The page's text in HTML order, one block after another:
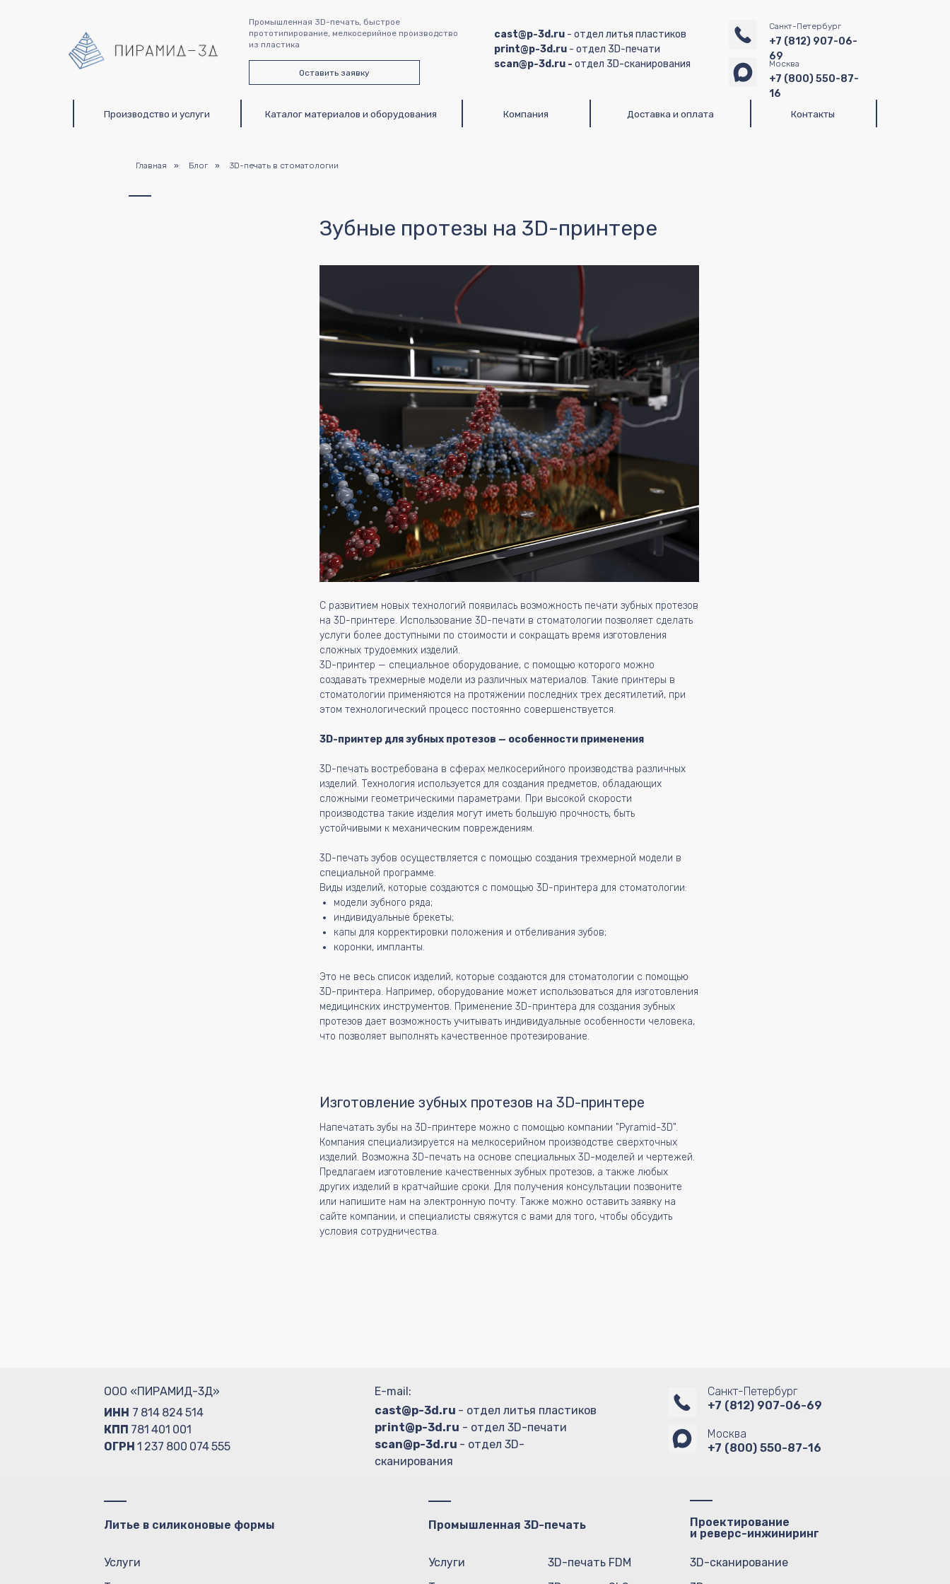
Оставить заявку
cast@p-3d.ru - отдел литья пластиков
print@p-3d.ru - отдел 3D-печати
scan@p-3d.ru - отдел 3D-сканирования
Санкт-Петербург
+7 (812) 907-06-
69
Москва
+7 (800) 550-87-
16
Промышленная 3D-печать, быстрое
прототипирование, мелкосерийное производство
из пластика
Доставка и оплата
Компания
Каталог материалов и оборудования
Главная » Блог » 3D-печать в стоматологии
С развитием новых технологий появилась возможность печати зубных протезов
на 3D-принтере. Использование 3D-печати в стоматологии позволяет сделать
услуги более доступными по стоимости и сокращать время изготовления
сложных трудоемких изделий.
3D-принтер — специальное оборудование, с помощью которого можно
создавать трехмерные модели из различных материалов. Такие принтеры в
стоматологии применяются на протяжении последних трех десятилетий, при
этом технологический процесс постоянно совершенствуется.
3D-принтер для зубных протезов — особенности применения
3D-печать востребована в сферах мелкосерийного производства различных
изделий. Технология используется для создания предметов, обладающих
сложными геометрическими параметрами. При высокой скорости
производства такие изделия могут иметь большую прочность, быть
устойчивыми к механическим повреждениям.
3D-печать зубов осуществляется с помощью создания трехмерной модели в
специальной программе.
Виды изделий, которые создаются с помощью 3D-принтера для стоматологии:
модели зубного ряда;
индивидуальные брекеты;
капы для корректировки положения и отбеливания зубов;
коронки, импланты.
Это не весь список изделий, которые создаются для стоматологии с помощью
3D-принтера. Например, оборудование может использоваться для изготовления
медицинских инструментов. Применение 3D-принтера для создания зубных
протезов дает возможность учитывать индивидуальные особенности человека,
что позволяет выполнять качественное протезирование.
Зубные протезы на 3D-принтере
Изготовление зубных протезов на 3D-принтере
Напечатать зубы на 3D-принтере можно с помощью компании "Pyramid-3D".
Компания специализируется на мелкосерийном производстве сверхточных
изделий. Возможна 3D-печать на основе специальных 3D-моделей и чертежей.
Предлагаем изготовление качественных зубных протезов, а также любых
других изделий в кратчайшие сроки. Для получения консультации позвоните
или напишите нам на электронную почту. Также можно оставить заявку на
сайте компании, и специалисты свяжутся с вами для того, чтобы обсудить
условия сотрудничества.
cast@p-3d.ru - отдел литья пластиков
print@p-3d.ru - отдел 3D-печати
scan@p-3d.ru - отдел 3D-
сканирования
E-mail:
Санкт-Петербург
+7 (812) 907-06-69
Москва
+7 (800) 550-87-16
ИНН 7 814 824 514
КПП 781 401 001
ОГРН 1 237 800 074 555
ООО «ПИРАМИД-3Д»
Литье в силиконовые формы
Услуги
Промышленная 3D-печать
Услуги
3D-печать FDM
Проектирование
и реверс-инжиниринг
3D-сканирование